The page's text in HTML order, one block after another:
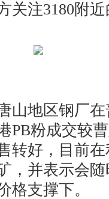
关注3180附
地区钢厂在
PB粉成交较
转好，目前
，并表示会
格支撑下。